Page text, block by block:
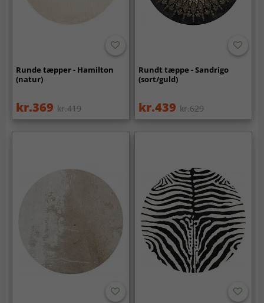
Runde tæpper - Hamilton
(natur)
kr.369 kr.419
Rundt tæppe - Sandrigo
(sort/guld)
kr.439 kr.629